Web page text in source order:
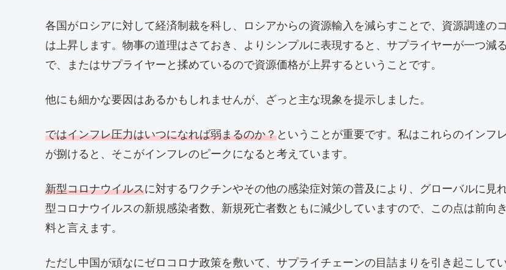
各国がロシアに対して経済制裁を科し、ロシアからの資源輸入を減らすことで、資源調達の
は上昇します。物事の道理はさておき、よりシンプルに表現すると、サプライヤーが一つ減
で、またはサプライヤーと揉めているので資源価格が上昇するということです。
他にも細かな要因はあるかもしれませんが、ざっと主な現象を提示しました。
ではインフレ圧力はいつになれば弱まるのか？ということが重要です。私はこれらのインフ
が捌けると、そこがインフレのピークになると考えています。
新型コロナウイルスに対するワクチンやその他の感染症対策の普及により、グローバルに見
型コロナウイルスの新規感染者数、新規死亡者数ともに減少していますので、この点は前向
料と言えます。
ただし中国が頑なにゼロコロナ政策を敷いて、サプライチェーンの目詰まりを引き起こして